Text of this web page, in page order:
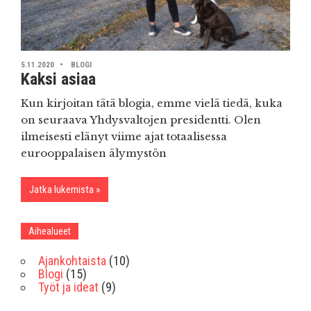
5.11.2020 BLOGI
Kaksi asiaa
Kun kirjoitan tätä blogia, emme vielä tiedä, kuka
on seuraava Yhdysvaltojen presidentti. Olen
ilmeisesti elänyt viime ajat totaalisessa
eurooppalaisen älymystön
Jatka lukemista
Aihealueet
Ajankohtaista (10)
Blogi (15)
Työt ja ideat (9)